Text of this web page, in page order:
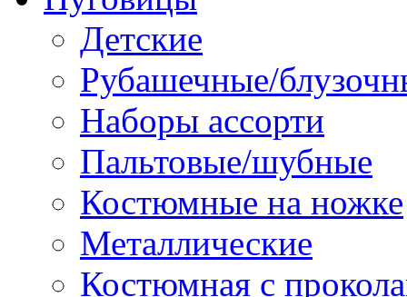
Детские
Рубашечные/
Наборы ассорти
Пальтовые/шубные
Костюмные на ножке
Металлические
Костюмная с